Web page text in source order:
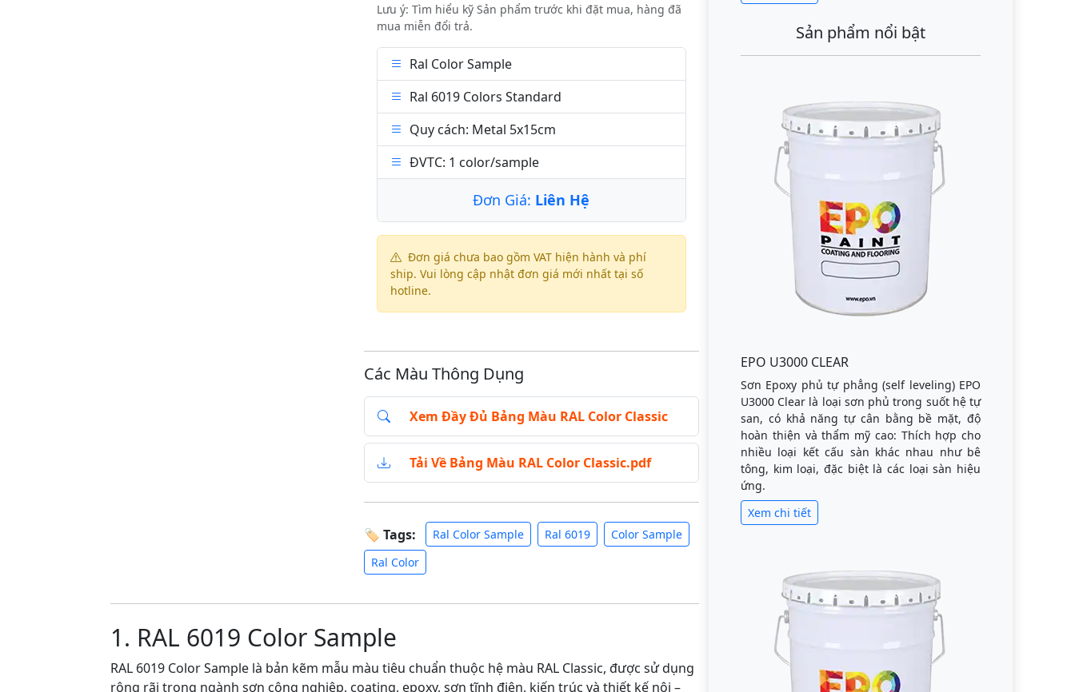
Lưu ý: Tìm hiểu kỹ Sản phẩm trước khi đặt mua, hàng đã
mua miễn đổi trả.
Ral Color Sample
Ral 6019 Colors Standard
Quy cách: Metal 5x15cm
ĐVTC: 1 color/sample
Đơn Giá: Liên Hệ
Đơn giá chưa bao gồm VAT hiện hành và phí
ship. Vui lòng cập nhật đơn giá mới nhất tại số
hotline.
Các Màu Thông Dụng
Xem Đầy Đủ Bảng Màu RAL Color Classic
Tải Về Bảng Màu RAL Color Classic.pdf
🏷 Tags: Ral Color Sample Ral 6019
Color Sample
Ral Color
1. RAL 6019 Color Sample
RAL 6019 Color Sample là bản kẽm mẫu màu tiêu chuẩn thuộc hệ màu RAL Classic, được sử dụng
rộng rãi trong ngành sơn công nghiệp, coating, epoxy, sơn tĩnh điện, kiến trúc và thiết kế nội –
Sản phẩm nổi bật
EPO U3000 CLEAR
Sơn Epoxy phủ tự phẳng (self leveling) EPO
U3000 Clear là loại sơn phủ trong suốt hệ tự
san, có khả năng tự cân bằng bề mặt, độ
hoàn thiện và thẩm mỹ cao: Thích hợp cho
nhiều loại kết cấu sàn khác nhau như bê
tông, kim loại, đặc biệt là các loại sàn hiệu
ứng.
Xem chi tiết